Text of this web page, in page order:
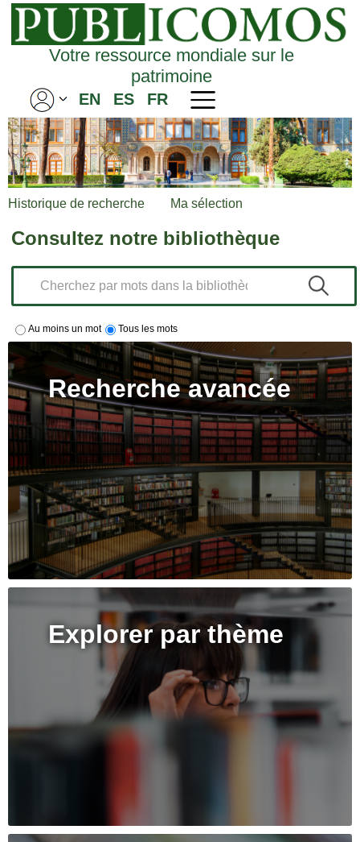
Votre ressource mondiale sur le
patrimoine
EN ES FR
Historique de recherche Ma sélection
Consultez notre bibliothèque
Au moins un mot Tous les mots
Recherche avancée
Explorer par thème